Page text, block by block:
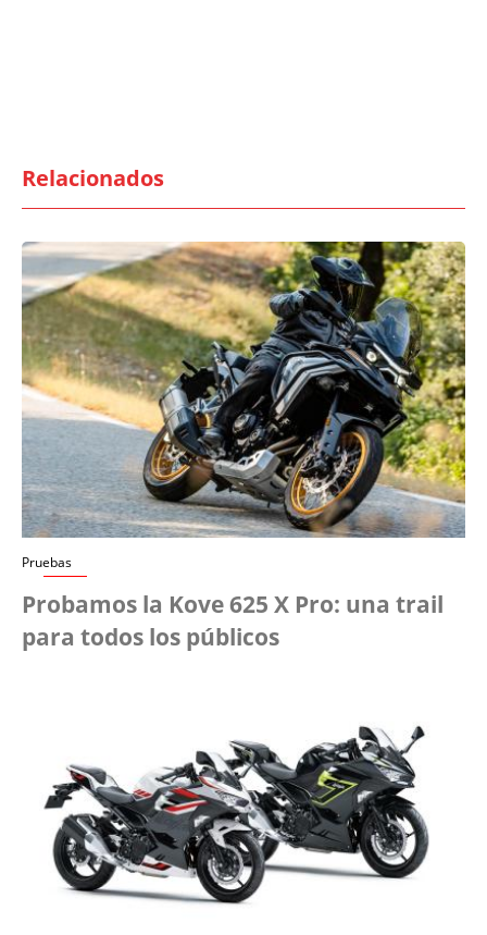
Relacionados
Pruebas
Probamos la Kove 625 X Pro: una trail
para todos los públicos